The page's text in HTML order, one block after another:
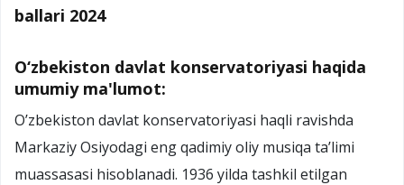
ballari 2024
O‘zbekiston davlat konservatoriyasi haqida
umumiy ma'lumot:
O’zbekiston davlat konservatoriyasi haqli ravishda
Markaziy Osiyodagi eng qadimiy oliy musiqa ta’limi
muassasasi hisoblanadi. 1936 yilda tashkil etilgan